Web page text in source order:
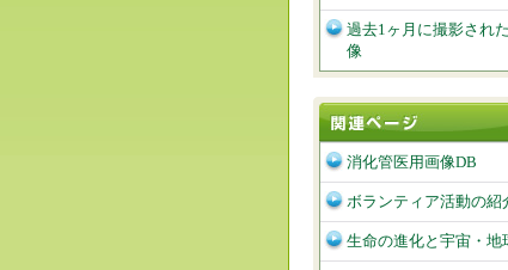
過去1ヶ月に撮影され
像
消化管医用画像DB
ボランティア活動の紹
生命の進化と宇宙・地